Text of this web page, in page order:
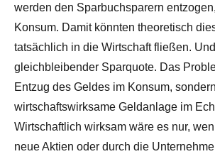
werden den Sparbuchsparern
Konsum. Damit könnten theoretisch
tatsächlich in die Wirtschaft fließen.
gleichbleibender Sparquote. Das
Entzug des Geldes im Konsum,
wirtschaftswirksame Geldanlage im
Wirtschaftlich wirksam wäre es nur,
neue Aktien oder durch die